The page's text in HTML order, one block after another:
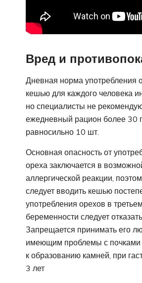
Вред и
Дневная норма употребления
кешью для каждого человека
но специалисты не
ежедневный рацион более 30
равносильно 10 шт.
Основная опасность от
ореха заключается в
аллергической реакции,
следует вводить кешью
употребления орехов в
беременности следует
Запрещается принимать его
имеющим проблемы с почками
к образованию камней, при
3 лет